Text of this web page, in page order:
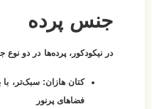
جنس پرده
در نیکودکور، پرده‌ها در دو
کتان هازان: سبک‌تر، با
فضاهای پرنور